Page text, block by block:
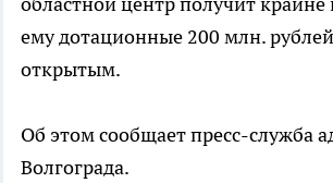
ему дотационные 200 млн.
открытым.
Об этом сообщает пресс-служба
Волгограда.